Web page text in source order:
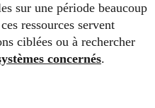
sur une période beaucoup
ressources servent
ciblées ou à rechercher
concernés.